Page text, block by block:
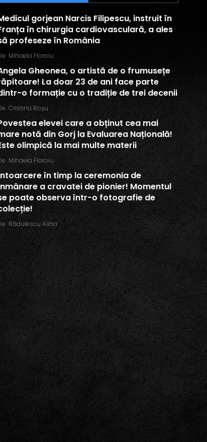
gorjean Narcis Filipescu, instruit în
în chirurgia cardiovasculară, a ales
profeseze în România
Mihaela Floroiu
Gheonea, o artistă de o frumusețe
La doar 23 de ani face parte
o formație cu o tradiție de trei decenii
Cristina Roșu
elevei care a obținut cea mai
notă din Gorj la Evaluarea Națională!
olimpică la mai multe materii
Mihaela Floroiu
în timp la ceremonia de
a cravatei de pionier! Momentul
poate observa într-o fotografie de
Rădulescu Alina